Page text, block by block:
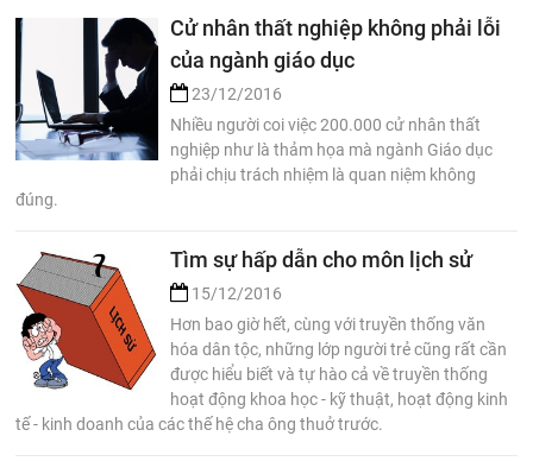
Cử nhân thất nghiệp không phải lỗi
của ngành giáo dục
23/12/2016
Nhiều người coi việc 200.000 cử nhân thất
nghiệp như là thảm họa mà ngành Giáo dục
phải chịu trách nhiệm là quan niệm không
đúng.
Tìm sự hấp dẫn cho môn lịch sử
15/12/2016
Hơn bao giờ hết, cùng với truyền thống văn
hóa dân tộc, những lớp người trẻ cũng rất cần
được hiểu biết và tự hào cả về truyền thống
hoạt động khoa học - kỹ thuật, hoạt động kinh
tế - kinh doanh của các thế hệ cha ông thuở trước.